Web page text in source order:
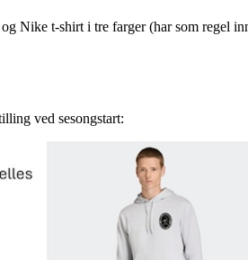
Nike t-shirt i tre farger (har som regel
ved sesongstart: